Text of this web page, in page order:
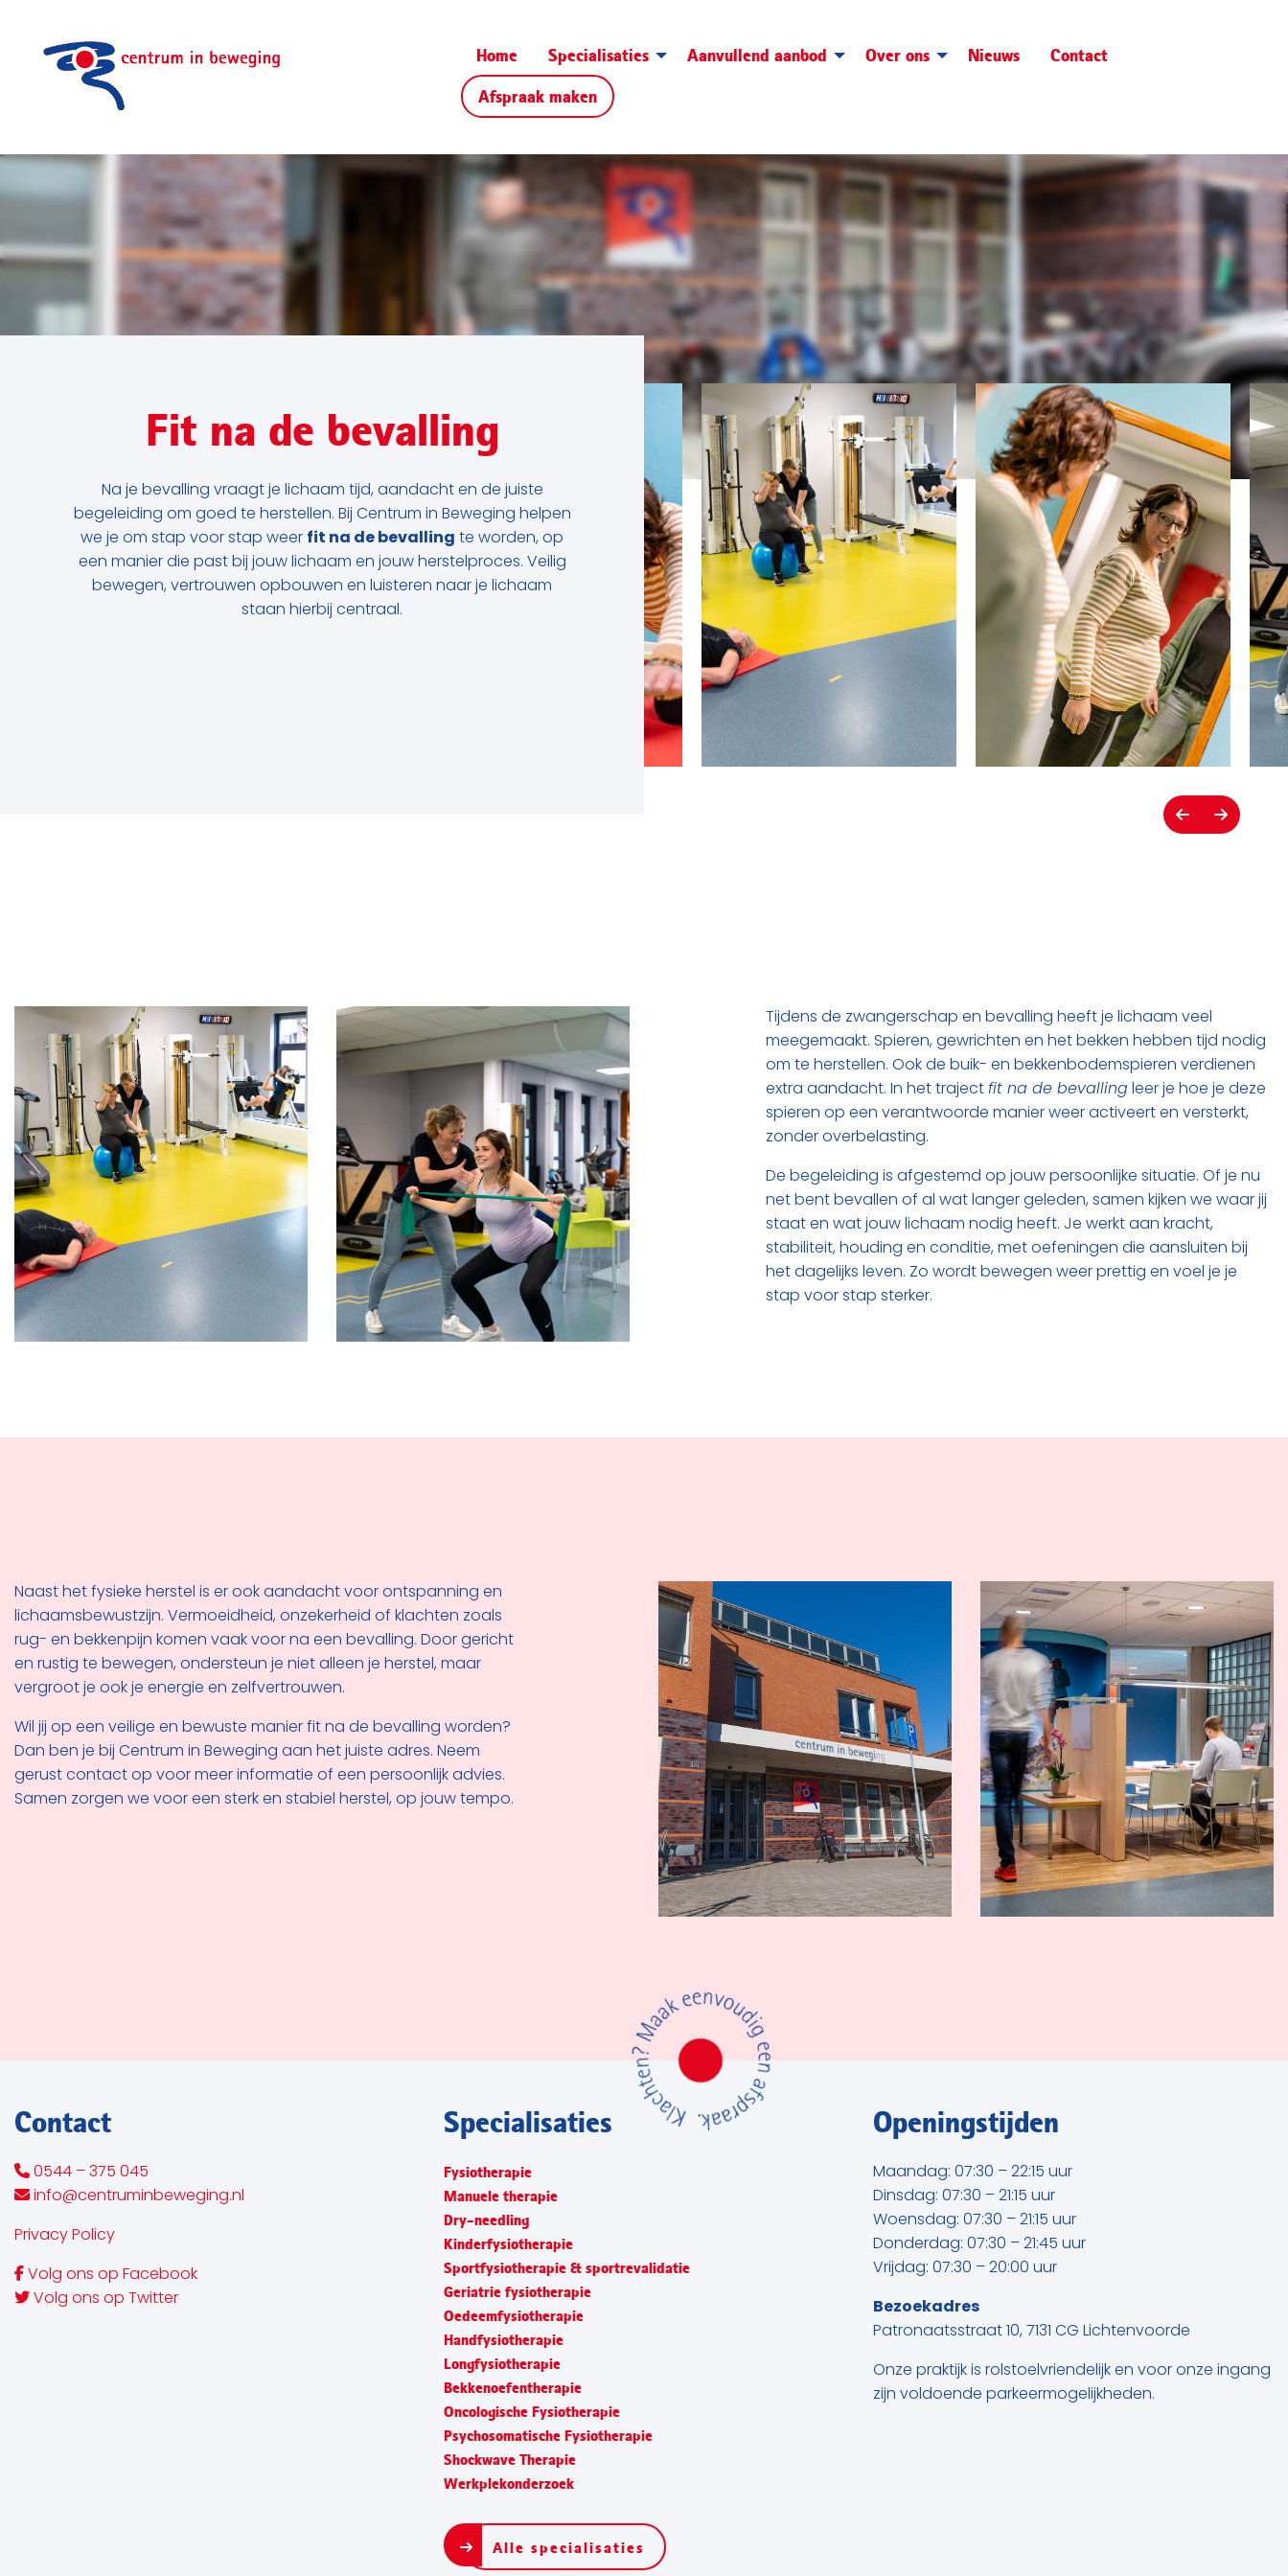
Home Specialisaties Aanvullend aanbod Over ons Nieuws
Contact
Afspraak maken
Fit na de bevalling
Na je bevalling vraagt je lichaam tijd, aandacht en de juiste
begeleiding om goed te herstellen. Bij Centrum in Beweging helpen
we je om stap voor stap weer fit na de bevalling te worden, op
een manier die past bij jouw lichaam en jouw herstelproces. Veilig
bewegen, vertrouwen opbouwen en luisteren naar je lichaam
staan hierbij centraal.
Tijdens de zwangerschap en bevalling heeft je lichaam veel
meegemaakt. Spieren, gewrichten en het bekken hebben tijd nodig
om te herstellen. Ook de buik- en bekkenbodemspieren verdienen
extra aandacht. In het traject fit na de bevallingleer je hoe je deze
spieren op een verantwoorde manier weer activeert en versterkt,
zonder overbelasting.
De begeleiding is afgestemd op jouw persoonlijke situatie. Of je nu
net bent bevallen of al wat langer geleden, samen kijken we waar jij
staat en wat jouw lichaam nodig heeft. Je werkt aan kracht,
stabiliteit, houding en conditie, met oefeningen die aansluiten bij
het dagelijks leven. Zo wordt bewegen weer prettig en voel je je
stap voor stap sterker.
Naast het fysieke herstel is er ook aandacht voor ontspanning en
lichaamsbewustzijn. Vermoeidheid, onzekerheid of klachten zoals
rug- en bekkenpijn komen vaak voor na een bevalling. Door gericht
en rustig te bewegen, ondersteun je niet alleen je herstel, maar
vergroot je ook je energie en zelfvertrouwen.
Wil jij op een veilige en bewuste manier fit na de bevalling worden?
Dan ben je bij Centrum in Beweging aan het juiste adres. Neem
gerust contact op voor meer informatie of een persoonlijk advies.
Samen zorgen we voor een sterk en stabiel herstel, op jouw tempo.
Contact
0544 – 375 045
info@centruminbeweging.nl
Privacy Policy
Volg ons op Facebook
Volg ons op Twitter
Specialisaties
Fysiotherapie
Manuele therapie
Dry-needling
Kinderfysiotherapie
Sportfysiotherapie & sportrevalidatie
Geriatrie fysiotherapie
Oedeemfysiotherapie
Handfysiotherapie
Longfysiotherapie
Bekkenoefentherapie
Oncologische Fysiotherapie
Psychosomatische Fysiotherapie
Shockwave Therapie
Werkplekonderzoek
Alle specialisaties
Openingstijden
Maandag: 07:30 – 22:15 uur
Dinsdag: 07:30 – 21:15 uur
Woensdag: 07:30 – 21:15 uur
Donderdag: 07:30 – 21:45 uur
Vrijdag: 07:30 – 20:00 uur
Bezoekadres
Patronaatsstraat 10, 7131 CG Lichtenvoorde
Onze praktijk is rolstoelvriendelijk en voor onze ingang
zijn voldoende parkeermogelijkheden.